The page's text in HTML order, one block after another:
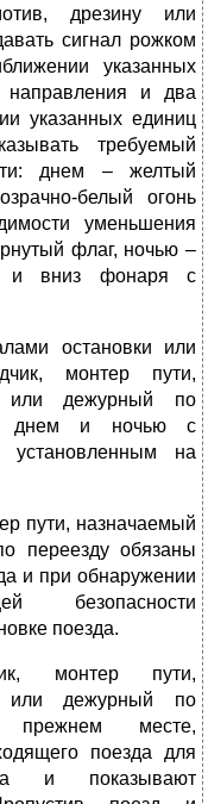
дрезину или
сигнал рожком
указанных
направления и два
указанных единиц
требуемый
днем – желтый
белый огонь
уменьшения
флаг, ночью –
и вниз фонаря с
остановки или
монтер пути,
или дежурный по
днем и ночью с
установленным на
пути, назначаемый
переезду обязаны
и при обнаружении
безопасности
поезда.
монтер пути,
или дежурный по
прежнем месте,
поезда для
и показывают